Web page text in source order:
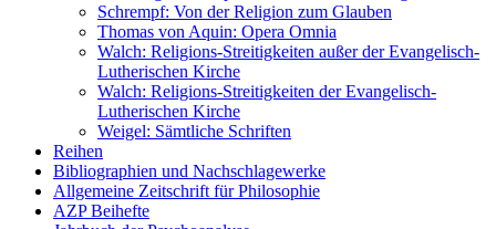
Schrempf: Von der Religion zum Glauben
Thomas von Aquin: Opera Omnia
Walch: Religions-Streitigkeiten außer der Evangelisch-
Lutherischen Kirche
Walch: Religions-Streitigkeiten der Evangelisch-
Lutherischen Kirche
Weigel: Sämtliche Schriften
Reihen
Bibliographien und Nachschlagewerke
Allgemeine Zeitschrift für Philosophie
AZP Beihefte